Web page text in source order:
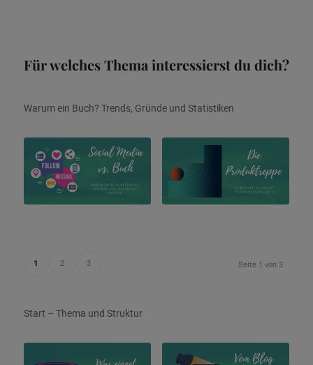
Für welches Thema interessierst du dich?
Warum ein Buch? Trends, Gründe und Statistiken
Seite 1 von 3
1 2 3
Start – Thema und Struktur